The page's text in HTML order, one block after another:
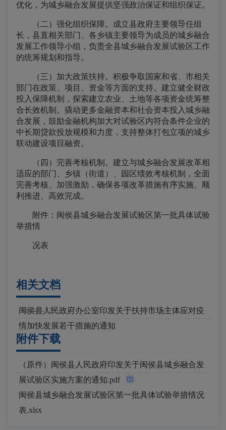
优化，为城乡融合发展提供坚强政治保证和组织保证。
（二）强化组织保障。成立县政府主要领导任组
长，县直相关部门、各乡镇主要领导为成员的城乡融合
发展工作领导小组，负责全县城乡融合发展试验区工作
的统筹规划和指导。
（三）加大政策扶持。积极争取国家和省、市相关
部门在政策、项目、资金等方面的支持。建立健全财政
投入保障机制，探索建立农业、土地等各项资金统筹整
合长效机制。撬动更多金融资本和社会资本投入城乡融
合发展，鼓励金融机构加大对试验区内符合条件企业的
中长期贷款投放规模和力度，支持整体打包立项的城乡
联动建设项目融资。
（四）完善考核机制。建立与城乡融合发展改革相
适应的部门、乡镇（街道）、园区绩效考核机制，全面
完善考核、加强激励，确保各项改革措施有序实施、顺
利推进、高效完成。
附件：闽侯县城乡融合发展试验区第一批具体试验
举措情
况表
相关文档
2022-04-22
闽侯县人民政府办公室印发关于扶持市场主体应对疫
情加快发展若干措施的通知
附件下载
（原件）闽侯县人民政府印发关于闽侯县城乡融合发
展试验区实施方案的通知.pdf
闽侯县城乡融合发展试验区第一批具体试验举措情况
表.xlsx